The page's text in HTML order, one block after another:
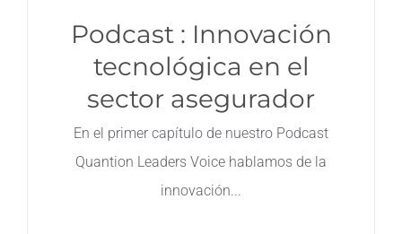
Podcast : Innovación
tecnológica en el
sector asegurador
En el primer capítulo de nuestro Podcast
Quantion Leaders Voice hablamos de la
innovación